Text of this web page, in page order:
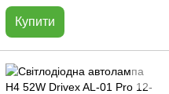
Купити